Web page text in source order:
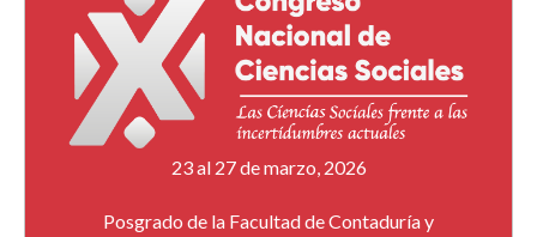
23 al 27 de marzo, 2026
Posgrado de la Facultad de Contaduría y